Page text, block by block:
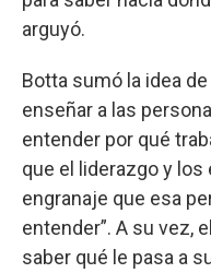
arguyó.
Botta sumó la idea
enseñar a las
entender por qué
que el liderazgo y los
engranaje que esa
entender”. A su vez,
saber qué le pasa a